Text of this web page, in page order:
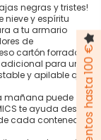
negras y tristes!
y espíritu
a tu armario
de
cartón forrado
para una
y apilable que
mañana puede
te ayuda desde
cada contenedor